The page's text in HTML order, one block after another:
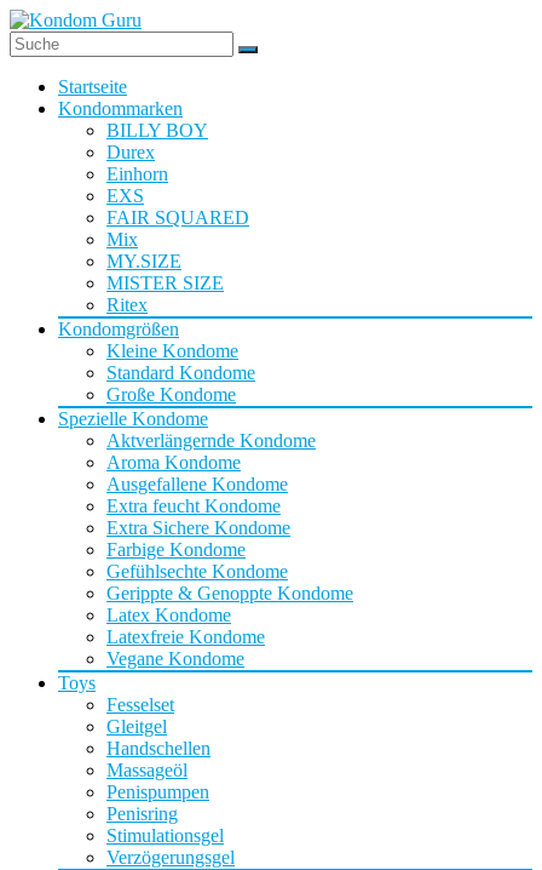
Startseite
Kondommarken
BILLY BOY
Durex
Einhorn
EXS
FAIR SQUARED
Mix
MY.SIZE
MISTER SIZE
Ritex
Kondomgrößen
Kleine Kondome
Standard Kondome
Große Kondome
Spezielle Kondome
Aktverlängernde Kondome
Aroma Kondome
Ausgefallene Kondome
Extra feucht Kondome
Extra Sichere Kondome
Farbige Kondome
Gefühlsechte Kondome
Gerippte & Genoppte Kondome
Latex Kondome
Latexfreie Kondome
Vegane Kondome
Toys
Fesselset
Gleitgel
Handschellen
Massageöl
Penispumpen
Penisring
Stimulationsgel
Verzögerungsgel